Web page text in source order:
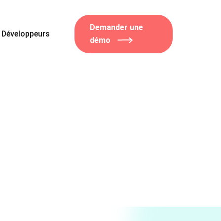
Développeurs
Demander une
démo